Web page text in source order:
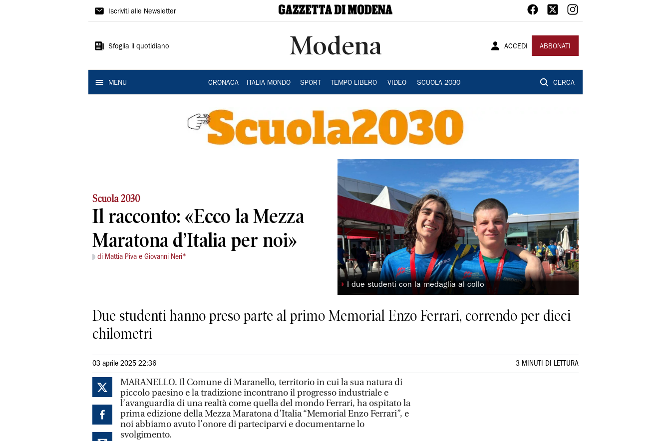
Gazzetta
Modena
Iscriviti alle Newsletter
Sfoglia il quotidiano Modena ACCEDI ABBONATI
MENU CRONACA ITALIA MONDO SPORT TEMPO LIBERO VIDEO SCUOLA 2030 CERCA
Scuola 2030
Il racconto: «Ecco la Mezza
Maratona d’Italia per noi»
di Mattia Piva e Giovanni Neri*
◗ I due studenti con la medaglia al collo
Due studenti hanno preso parte al primo Memorial Enzo Ferrari, correndo per dieci
chilometri
03 aprile 2025 22:36 3 MINUTI DI LETTURA
MARANELLO. Il Comune di Maranello, territorio in cui la sua natura di
piccolo paesino e la tradizione incontrano il progresso industriale e
l’avanguardia di una realtà come quella del mondo Ferrari, ha ospitato la
prima edizione della Mezza Maratona d’Italia “Memorial Enzo Ferrari”, e
noi abbiamo avuto l’onore di parteciparvi e documentarne lo
svolgimento.